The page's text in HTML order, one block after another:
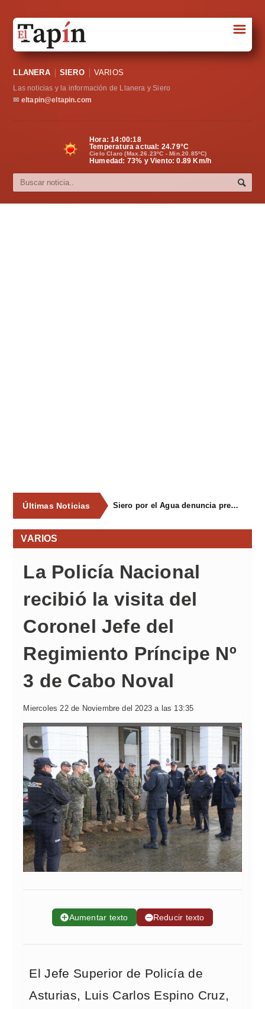
Sociedad
Política
Cultura
☰
LLANERA SIERO VARIOS
Las noticias y la información de Llanera y Siero
✉ eltapin@eltapin.com
Hora:14:00:19
Temperatura actual: 24.79°C
Cielo Claro (Max.26.23ºC - Min.20.85ºC)
Humedad: 73% y Viento: 0.89 Km/h
Últimas Noticias ACTUALIZACIÓN: Cinco personas resultan heridas leves tras un accidente en una atracción ferial en Lieres
VARIOS
La Policía Nacional
recibió la visita del
Coronel Jefe del
Regimiento Príncipe Nº
3 de Cabo Noval
Miercoles 22 de Noviembre del 2023 a las 13:35
➕Aumentar texto ➖Reducir texto
El Jefe Superior de Policía de
Asturias, Luis Carlos Espino Cruz,